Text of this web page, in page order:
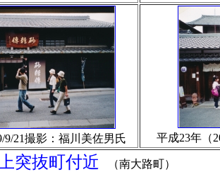
9/21撮影：福川美佐男氏 平成23年（
突抜町付近
（南大路町）